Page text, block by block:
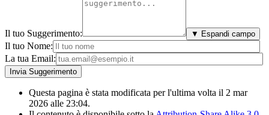
Il tuo Suggerimento: ▼ Espandi campo
Il tuo Nome:
La tua Email:
Questa pagina è stata modificata per l'ultima volta il 2 mar
2026 alle 23:04.